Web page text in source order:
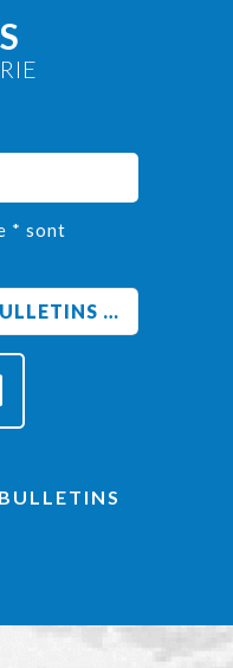
* sont